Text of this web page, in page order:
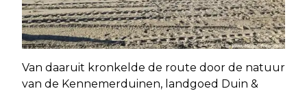
Van daaruit kronkelde de route door de natuur
van de Kennemerduinen, landgoed Duin &